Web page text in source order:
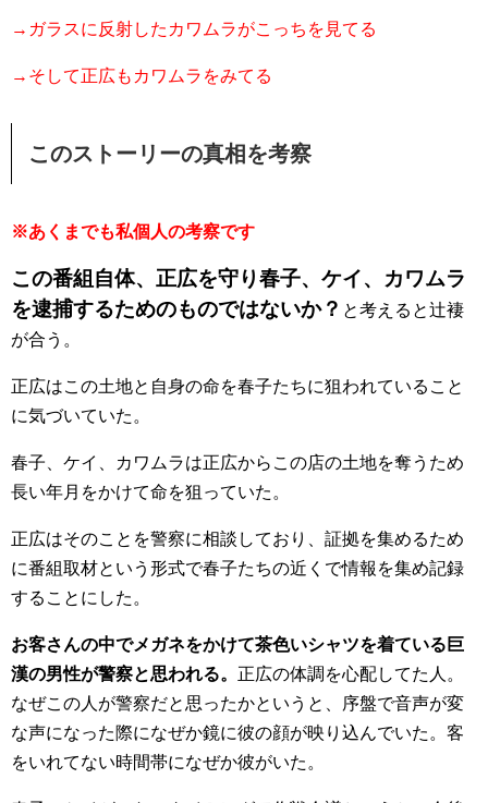
→ガラスに反射したカワムラがこっちを見てる
→そして正広もカワムラをみてる
このストーリーの真相を考察
※あくまでも私個人の考察です
この番組自体、正広を守り春子、ケイ、カワムラ
を逮捕するためのものではないか？ と考えると辻褄
が合う。
正広はこの土地と自身の命を春子たちに狙われていること
に気づいていた。
春子、ケイ、カワムラは正広からこの店の土地を奪うため
長い年月をかけて命を狙っていた。
正広はそのことを警察に相談しており、証拠を集めるため
に番組取材という形式で春子たちの近くで情報を集め記録
することにした。
お客さんの中でメガネをかけて茶色いシャツを着ている巨
漢の男性が警察と思われる。 正広の体調を心配してた人。
なぜこの人が警察だと思ったかというと、序盤で音声が変
な声になった際になぜか鏡に彼の顔が映り込んでいた。客
をいれてない時間帯になぜか彼がいた。